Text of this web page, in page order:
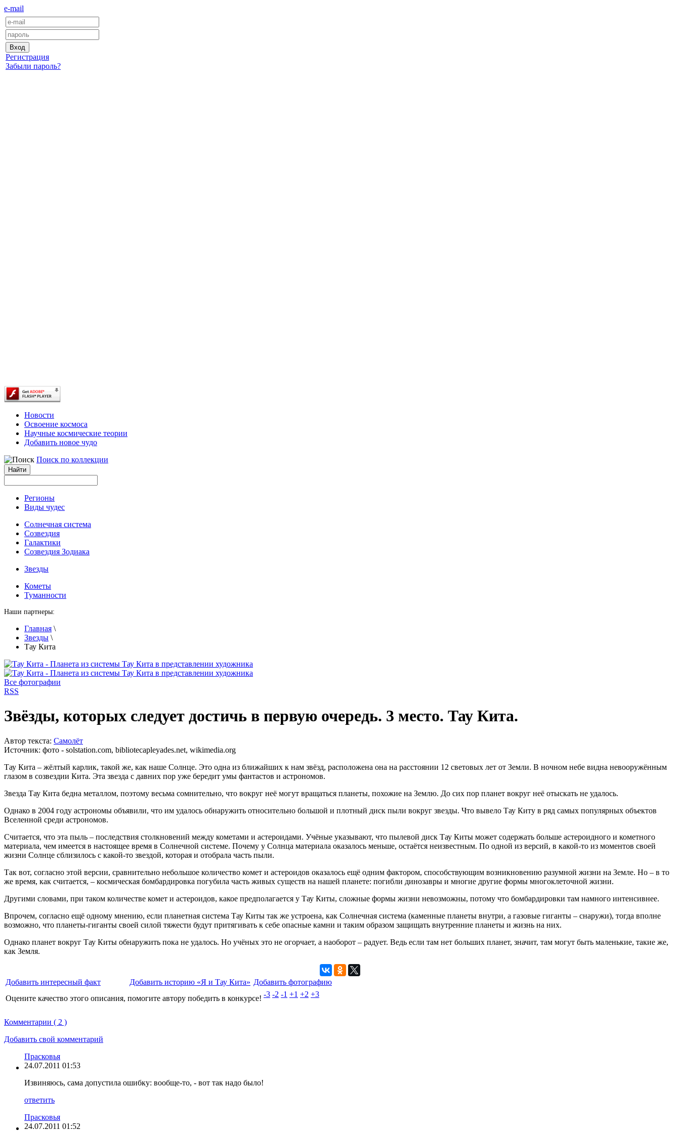
e-mail
Регистрация
Забыли пароль?
Новости
Освоение космоса
Научные космические теории
Добавить новое чудо
Поиск по коллекции
Регионы
Виды чудес
Солнечная система
Созвездия
Галактики
Созвездия Зодиака
Звезды
Кометы
Туманности
Наши партнеры:
Главная \
Звезды \
Тау Кита
Все фотографии
RSS
Звёзды, которых следует достичь в первую очередь. 3 место. Тау Кита.
Автор текста: Самолёт
Источник: фото - solstation.com, bibliotecapleyades.net, wikimedia.org
Тау Кита – жёлтый карлик, такой же, как наше Солнце. Это одна из ближайших к нам звёзд, расположена она на расстоянии 12 световых лет от Земли. В ночном небе видна невооружённым
глазом в созвездии Кита. Эта звезда с давних пор уже бередит умы фантастов и астрономов.
Звезда Тау Кита бедна металлом, поэтому весьма сомнительно, что вокруг неё могут вращаться планеты, похожие на Землю. До сих пор планет вокруг неё отыскать не удалось.
Однако в 2004 году астрономы объявили, что им удалось обнаружить относительно большой и плотный диск пыли вокруг звезды. Что вывело Тау Киту в ряд самых популярных объектов
Вселенной среди астрономов.
Считается, что эта пыль – последствия столкновений между кометами и астероидами. Учёные указывают, что пылевой диск Тау Киты может содержать больше астероидного и кометного
материала, чем имеется в настоящее время в Солнечной системе. Почему у Солнца материала оказалось меньше, остаётся неизвестным. По одной из версий, в какой-то из моментов своей
жизни Солнце сблизилось с какой-то звездой, которая и отобрала часть пыли.
Так вот, согласно этой версии, сравнительно небольшое количество комет и астероидов оказалось ещё одним фактором, способствующим возникновению разумной жизни на Земле. Но – в то
же время, как считается, – космическая бомбардировка погубила часть живых существ на нашей планете: погибли динозавры и многие другие формы многоклеточной жизни.
Другими словами, при таком количестве комет и астероидов, какое предполагается у Тау Киты, сложные формы жизни невозможны, потому что бомбардировки там намного интенсивнее.
Впрочем, согласно ещё одному мнению, если планетная система Тау Киты так же устроена, как Солнечная система (каменные планеты внутри, а газовые гиганты – снаружи), тогда вполне
возможно, что планеты-гиганты своей силой тяжести будут притягивать к себе опасные камни и таким образом защищать внутренние планеты и жизнь на них.
Однако планет вокруг Тау Киты обнаружить пока не удалось. Но учёных это не огорчает, а наоборот – радует. Ведь если там нет больших планет, значит, там могут быть маленькие, такие же,
как Земля.
Добавить интересный факт Добавить историю «Я и Тау Кита» Добавить фотографию
Оцените качество этого описания, помогите автору победить в конкурсе! -3 -2 -1 +1 +2 +3
Комментарии ( 2 )
Добавить свой комментарий
Прасковья
24.07.2011 01:53
Извиняюсь, сама допустила ошибку: вообще-то, - вот так надо было!
ответить
Прасковья
24.07.2011 01:52